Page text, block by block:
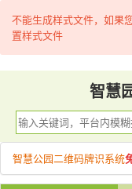
不能生成样式文件，如果
置样式文件
智慧
智慧公园二维码牌识系统